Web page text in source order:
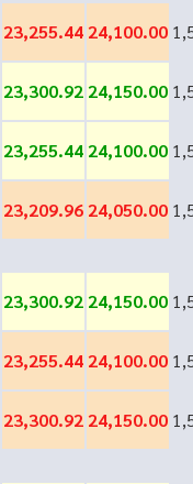
23,255.44 24,100.00
23,300.92 24,150.00
23,255.44 24,100.00
23,209.96 24,050.00
23,300.92 24,150.00
23,255.44 24,100.00
23,300.92 24,150.00